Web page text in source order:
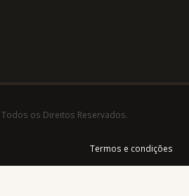
os Direitos Reservados.
Termos e condições